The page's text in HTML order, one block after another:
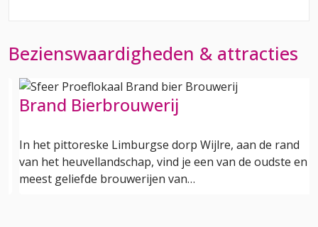
Bezienswaardigheden & attracties
Brand Bierbrouwerij
In het pittoreske Limburgse dorp Wijlre, aan de rand
van het heuvellandschap, vind je een van de oudste en
meest geliefde brouwerijen van…